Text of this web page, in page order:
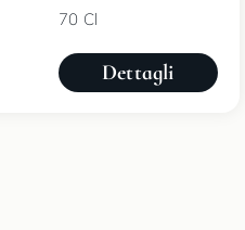
70 Cl
Dettagli